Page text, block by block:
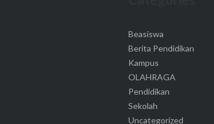
Beasiswa
Berita Pendidikan
Kampus
OLAHRAGA
Pendidikan
Sekolah
Uncategorized